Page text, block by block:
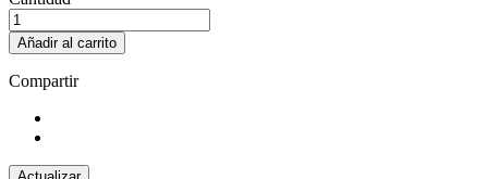
Añadir al carrito
Compartir